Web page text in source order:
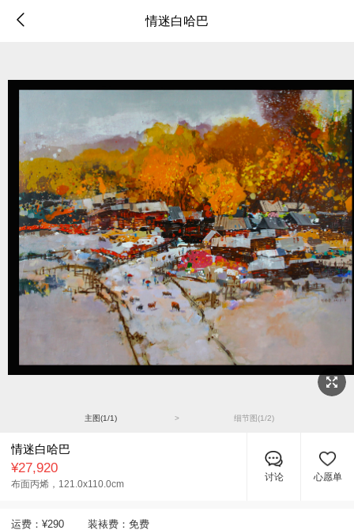
情迷白哈巴
主图(1/1) > 细节图(1/2)
情迷白哈巴
¥27,920
布面丙烯， 121.0x110.0cm
讨论 心愿单
运费： ¥290 装裱费：免费